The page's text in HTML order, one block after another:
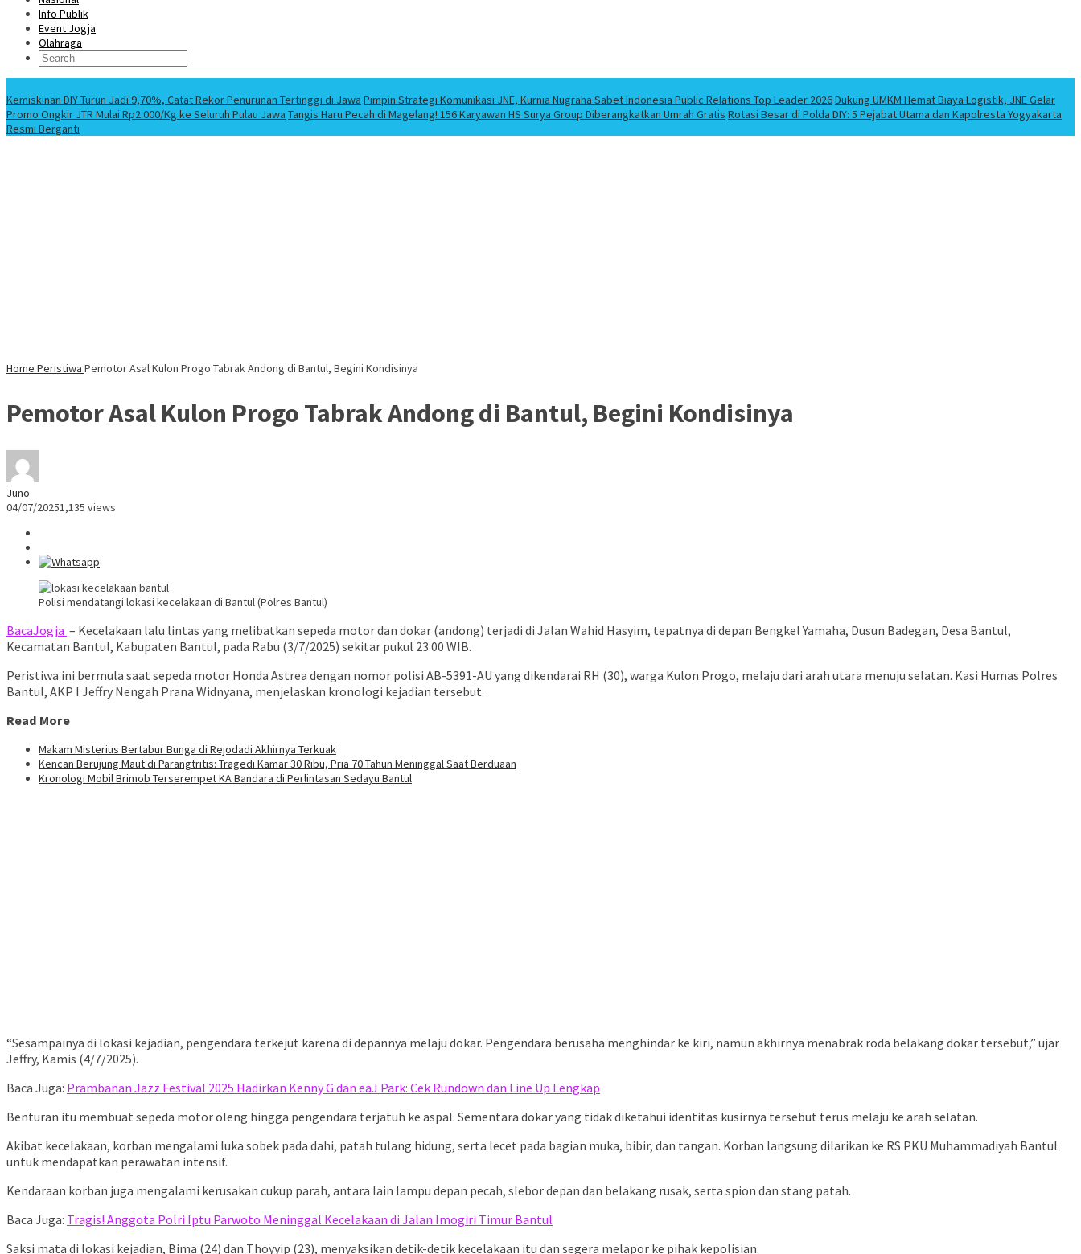
Info Publik
Event Jogja
Olahraga
Kemiskinan DIY Turun Jadi 9,70%, Catat Rekor Penurunan Tertinggi di Jawa Pimpin Strategi Komunikasi JNE, Kurnia Nugraha Sabet Indonesia Public Relations Top Leader 2026Dukung UMKM Hemat Biaya Logistik, JNE Gelar
Promo Ongkir JTR Mulai Rp2.000/Kg ke Seluruh Pulau Jawa Tangis Haru Pecah di Magelang! 156 Karyawan HS Surya Group Diberangkatkan Umrah Gratis Rotasi Besar di Polda DIY: 5 Pejabat Utama dan Kapolresta Yogyakarta
Resmi Berganti
Home Peristiwa Pemotor Asal Kulon Progo Tabrak Andong di Bantul, Begini Kondisinya
Pemotor Asal Kulon Progo Tabrak Andong di Bantul, Begini Kondisinya
Juno
04/07/20251,135 views
Polisi mendatangi lokasi kecelakaan di Bantul (Polres Bantul)
BacaJogja – Kecelakaan lalu lintas yang melibatkan sepeda motor dan dokar (andong) terjadi di Jalan Wahid Hasyim, tepatnya di depan Bengkel Yamaha, Dusun Badegan, Desa Bantul,
Kecamatan Bantul, Kabupaten Bantul, pada Rabu (3/7/2025) sekitar pukul 23.00 WIB.
Peristiwa ini bermula saat sepeda motor Honda Astrea dengan nomor polisi AB-5391-AU yang dikendarai RH (30), warga Kulon Progo, melaju dari arah utara menuju selatan. Kasi Humas Polres
Bantul, AKP I Jeffry Nengah Prana Widnyana, menjelaskan kronologi kejadian tersebut.
Read More
Makam Misterius Bertabur Bunga di Rejodadi Akhirnya Terkuak
Kencan Berujung Maut di Parangtritis: Tragedi Kamar 30 Ribu, Pria 70 Tahun Meninggal Saat Berduaan
Kronologi Mobil Brimob Terserempet KA Bandara di Perlintasan Sedayu Bantul
“Sesampainya di lokasi kejadian, pengendara terkejut karena di depannya melaju dokar. Pengendara berusaha menghindar ke kiri, namun akhirnya menabrak roda belakang dokar tersebut,” ujar
Jeffry, Kamis (4/7/2025).
Baca Juga: Prambanan Jazz Festival 2025 Hadirkan Kenny G dan eaJ Park: Cek Rundown dan Line Up Lengkap
Benturan itu membuat sepeda motor oleng hingga pengendara terjatuh ke aspal. Sementara dokar yang tidak diketahui identitas kusirnya tersebut terus melaju ke arah selatan.
Akibat kecelakaan, korban mengalami luka sobek pada dahi, patah tulang hidung, serta lecet pada bagian muka, bibir, dan tangan. Korban langsung dilarikan ke RS PKU Muhammadiyah Bantul
untuk mendapatkan perawatan intensif.
Kendaraan korban juga mengalami kerusakan cukup parah, antara lain lampu depan pecah, slebor depan dan belakang rusak, serta spion dan stang patah.
Baca Juga: Tragis! Anggota Polri Iptu Parwoto Meninggal Kecelakaan di Jalan Imogiri Timur Bantul
Saksi mata di lokasi kejadian, Bima (24) dan Thoyyip (23), menyaksikan detik-detik kecelakaan itu dan segera melapor ke pihak kepolisian.